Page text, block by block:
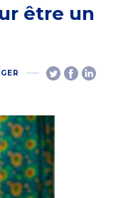
être un